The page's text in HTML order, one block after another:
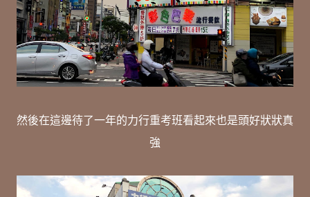
然後在這邊待了一年的力行重考班看起來也是頭好狀狀真
強